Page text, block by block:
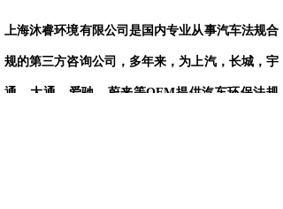
上海沐睿环境有限公司是国内专业从事汽车法规合
规的第三方咨询公司，多年来，为上汽，长城，宇
通，大通，爱驰，蔚来等OEM提供汽车环保法规